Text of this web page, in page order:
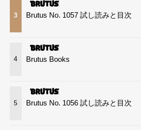
3 Brutus No. 1057 試し読みと目次
4 Brutus Books
5 Brutus No. 1056 試し読みと目次